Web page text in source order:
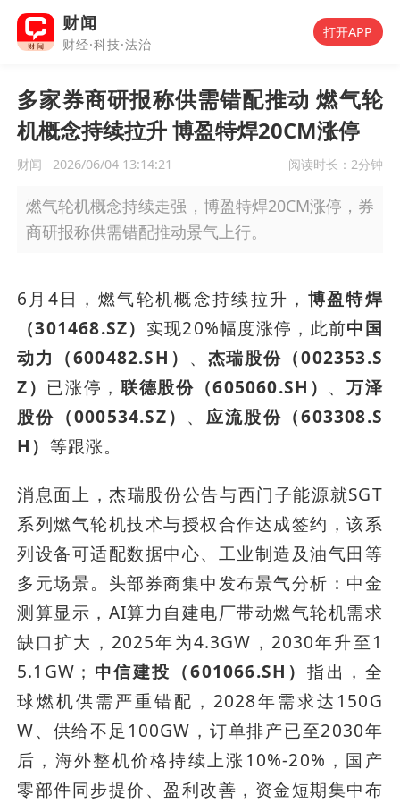
财闻
财经·科技·法治
打开APP
多家券商研报称供需错配推动 燃气轮
机概念持续拉升 博盈特焊20CM涨停
财闻 2026/06/04 13:14:21 阅读时长： 2分钟
燃气轮机概念持续走强，博盈特焊20CM涨停，券
商研报称供需错配推动景气上行。
6月4日，燃气轮机概念持续拉升， 博盈特焊
（301468.SZ） 实现20%幅度涨停，此前中国
动力（600482.SH） 、 杰瑞股份（002353.S
Z） 已涨停，联德股份（605060.SH） 、万泽
股份（000534.SZ） 、 应流股份（603308.S
H） 等跟涨。
消息面上，杰瑞股份公告与西门子能源就SGT
系列燃气轮机技术与授权合作达成签约，该系
列设备可适配数据中心、工业制造及油气田等
多元场景。头部券商集中发布景气分析：中金
测算显示，AI算力自建电厂带动燃气轮机需求
缺口扩大，2025年为4.3GW，2030年升至1
5.1GW； 中信建投（601066.SH）指出，全
球燃机供需严重错配，2028年需求达150G
W、供给不足100GW，订单排产已至2030年
后，海外整机价格持续上涨10%-20%，国产
零部件同步提价、盈利改善，资金短期集中布